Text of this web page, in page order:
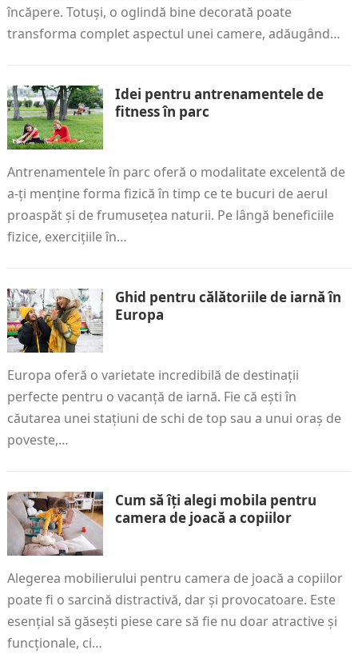
încăpere. Totuși, o oglindă bine decorată poate
transforma complet aspectul unei camere, adăugând…
Idei pentru antrenamentele de
fitness în parc
Antrenamentele în parc oferă o modalitate excelentă de
a-ți menține forma fizică în timp ce te bucuri de aerul
proaspăt și de frumusețea naturii. Pe lângă beneficiile
fizice, exercițiile în…
Ghid pentru călătoriile de iarnă în
Europa
Europa oferă o varietate incredibilă de destinații
perfecte pentru o vacanță de iarnă. Fie că ești în
căutarea unei stațiuni de schi de top sau a unui oraș de
poveste,…
Cum să îți alegi mobila pentru
camera de joacă a copiilor
Alegerea mobilierului pentru camera de joacă a copiilor
poate fi o sarcină distractivă, dar și provocatoare. Este
esențial să găsești piese care să fie nu doar atractive și
funcționale, ci…